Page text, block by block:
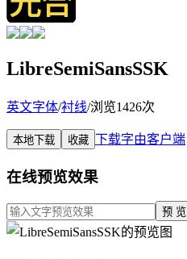
LibreSemiSansSSK
英文字体/衬线/浏览1426次
本地下载 收藏 下载字由客户端
在线预览效果
预 览